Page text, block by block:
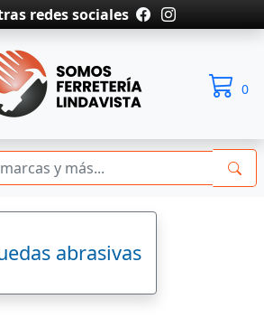
redes sociales
0
abrasivas